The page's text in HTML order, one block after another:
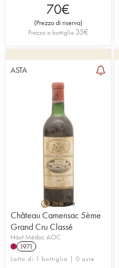
70€
(Prezzo di riserva)
Prezzo a bottiglia 35€
ASTA
Château Camensac 5ème
Grand Cru Classé
Haut Médoc AOC
1971
Lotto di 1 bottiglia | 0 aste